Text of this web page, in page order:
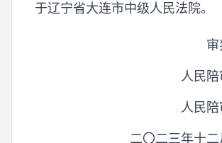
于辽宁省大连市中级人民法院。
人民
人民
二〇二三年十二